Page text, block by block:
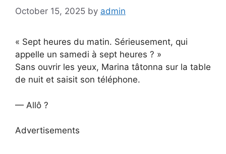
October 15, 2025 by admin
« Sept heures du matin. Sérieusement, qui
appelle un samedi à sept heures ? »
Sans ouvrir les yeux, Marina tâtonna sur la table
de nuit et saisit son téléphone.
— Allô ?
Advertisements